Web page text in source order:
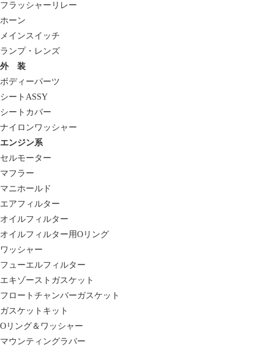
フラッシャーリレー
ホーン
メインスイッチ
ランプ・レンズ
外 装
ボディーパーツ
シートASSY
シートカバー
ナイロンワッシャー
エンジン系
セルモーター
マフラー
マニホールド
エアフィルター
オイルフィルター
オイルフィルター用Oリング
ワッシャー
フューエルフィルター
エキゾーストガスケット
フロートチャンバーガスケット
ガスケットキット
Oリング＆ワッシャー
マウンティングラバー